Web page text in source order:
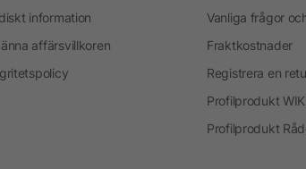
information
affärsvillkoren
Vanliga frågor
Fraktkostnader
Registrera en
Profilprodukt
Profilprodukt